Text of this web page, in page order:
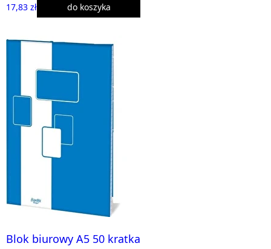
17,83 zł do koszyka
Blok biurowy A5 50 kratka